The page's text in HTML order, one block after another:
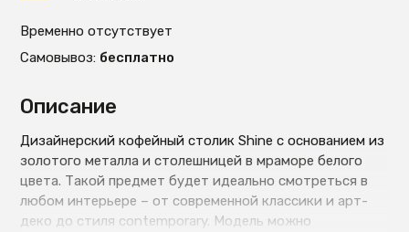
Описание
Дизайнерский кофейный столик Shine с основанием из
золотого металла и столешницей в мраморе белого
цвета. Такой предмет будет идеально смотреться в
любом интерьере – от современной классики и арт-
деко до стиля contemporary. Модель можно
Временно отсутствует
Самовывоз: бесплатно